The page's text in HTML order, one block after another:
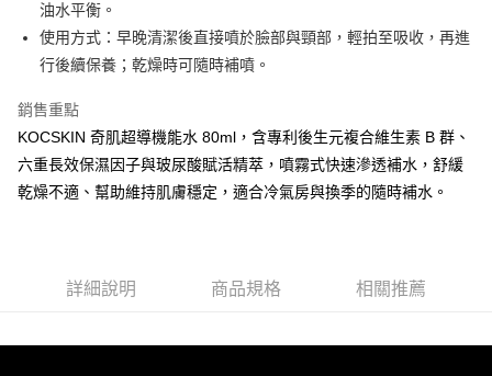
玉山商業銀行
台新國際商業銀行
中國信託商業銀行
台灣樂天信用卡公司
ATM付款
運送方式
全家取貨付款
每筆NT$85，滿NT$699(含以上)免運費
油水平衡。
使用方式：早晚清潔後直接噴於臉部與頸部，輕拍至吸收，再進
行後續保養；乾燥時可隨時補噴。
銷售重點
KOCSKIN 奇肌超導機能水 80ml，含專利後生元複合維生素 B 群、
六重長效保濕因子與玻尿酸賦活精萃，噴霧式快速滲透補水，舒緩
乾燥不適、幫助維持肌膚穩定，適合冷氣房與換季的隨時補水。
詳細說明 商品規格 相關推薦